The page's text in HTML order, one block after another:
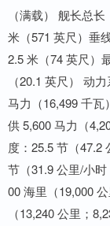
（满载） 舰长总
米（571 英尺）垂
2.5 米（74 英尺）
（20.1 英尺） 动
马力（16,499 千瓦
供 5,600 马力（
度：25.5 节（47.2
节（31.9 公里/小
00 海里（19,000
（13,240 公里；